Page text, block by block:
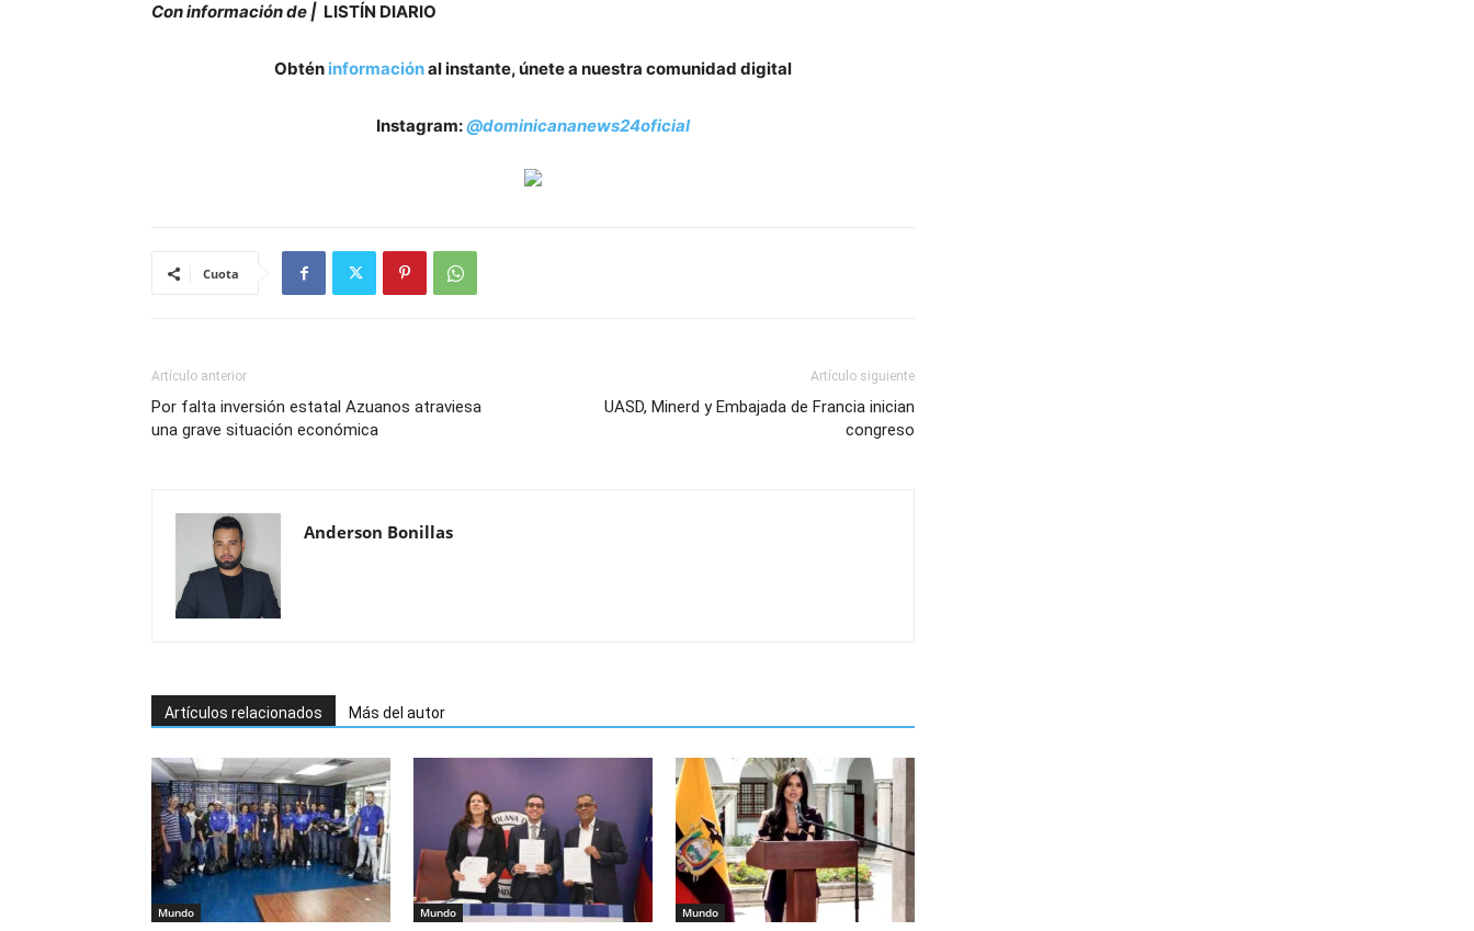
Con información de | LISTÍN DIARIO
Obtén informaciónal instante, únete a nuestra comunidad digital
Instagram:@dominicananews24oficial
Cuota
Artículo anterior
Por falta inversión estatal Azuanos atraviesa
una grave situación económica
Artículo siguiente
UASD, Minerd y Embajada de Francia inician
congreso
Anderson Bonillas
Artículos relacionados Más del autor
Mundo Mundo Mundo